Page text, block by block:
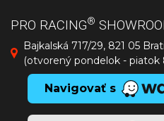
PRO RACING®
Bajkalská 717/29, 821 05
(otvorený pondelok - piatok
Navigovať s